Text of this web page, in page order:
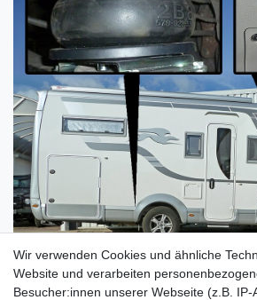
Wir verwenden Cookies und ähnliche
Website und verarbeiten
Besucher:innen unserer Webseite (z.B. IP-